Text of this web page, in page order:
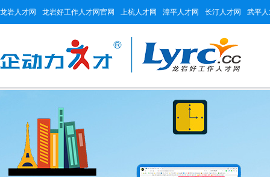
龙岩人才网 龙岩好工作人才网官网 上杭人才网 漳平人才网 长汀人才网 武平